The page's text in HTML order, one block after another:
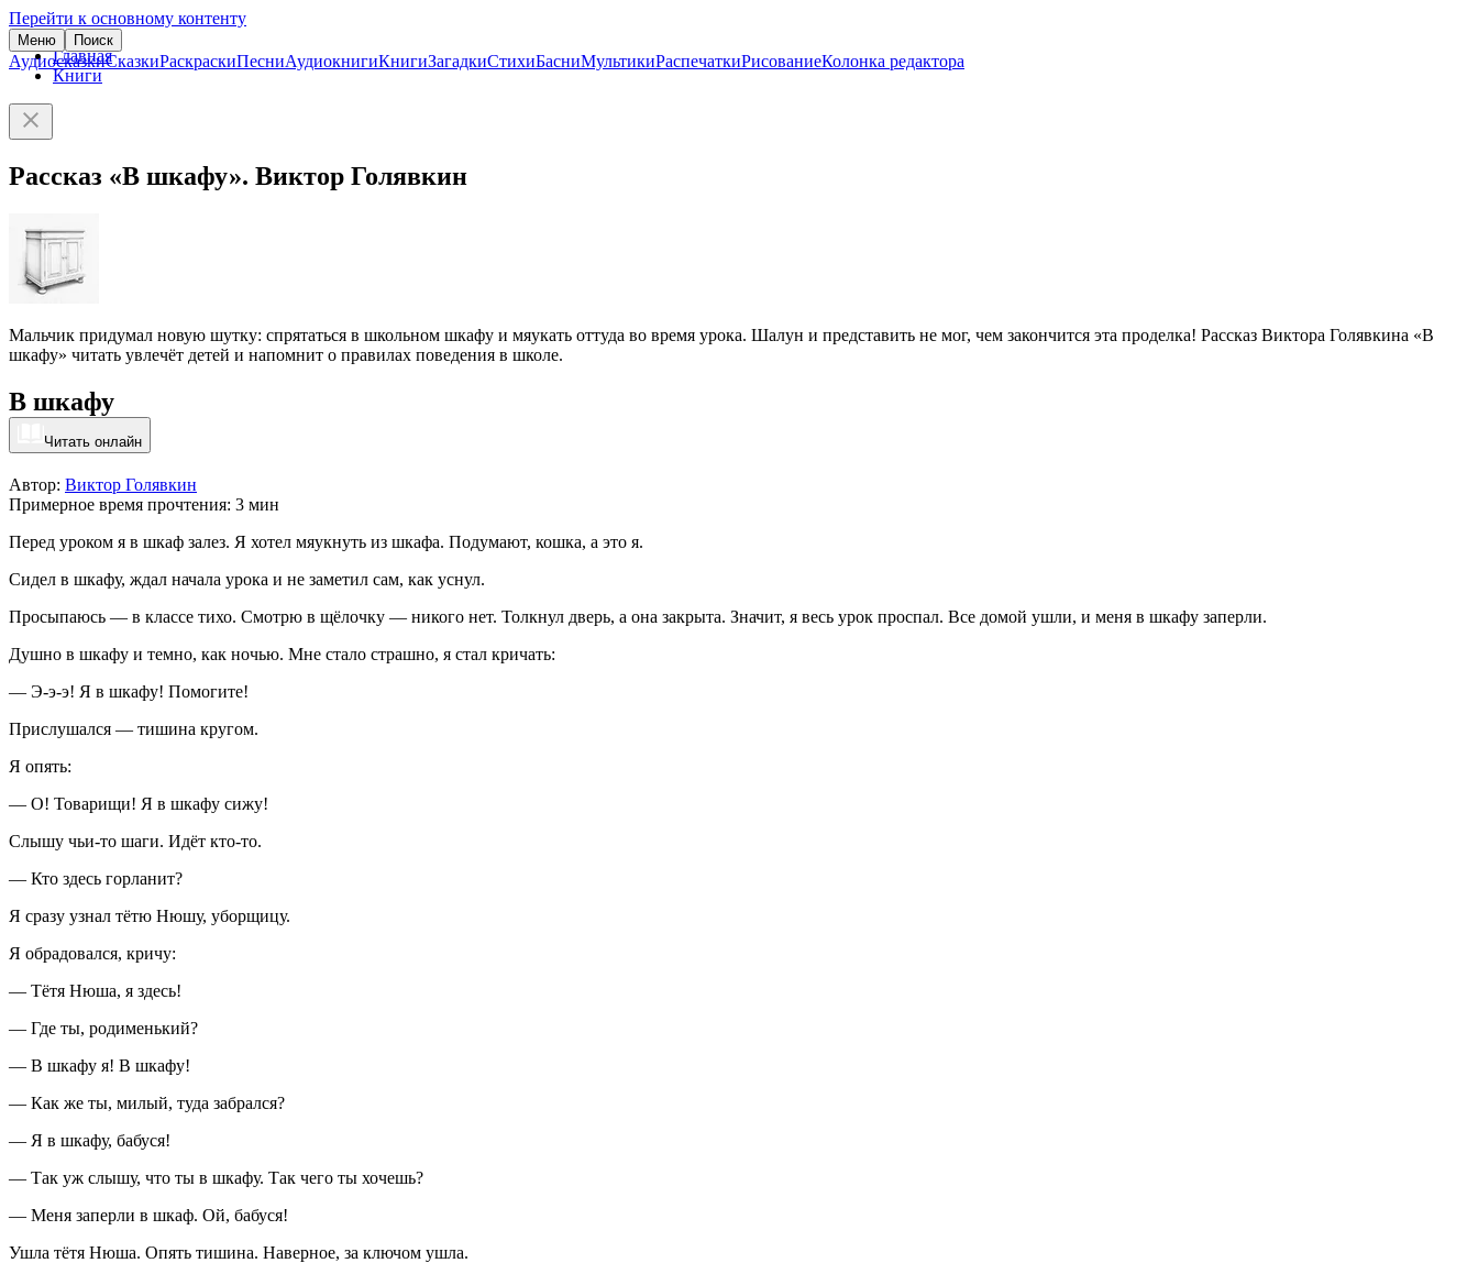
Перейти к основному контенту
Меню Поиск
АудиосказкиСказкиРаскраскиПесниАудиокнигиКнигиЗагадкиСтихиБасниМультикиРаспечаткиРисованиеКолонка редактора
Главная
Книги
Рассказ «В шкафу». Виктор Голявкин
Мальчик придумал новую шутку: спрятаться в школьном шкафу и мяукать оттуда во время урока. Шалун и представить не мог, чем закончится эта проделка! Рассказ Виктора Голявкина «В
шкафу» читать увлечёт детей и напомнит о правилах поведения в школе.
В шкафу
Читать онлайн
Автор: Виктор Голявкин
Примерное время прочтения: 3 мин
Перед уроком я в шкаф залез. Я хотел мяукнуть из шкафа. Подумают, кошка, а это я.
Сидел в шкафу, ждал начала урока и не заметил сам, как уснул.
Просыпаюсь — в классе тихо. Смотрю в щёлочку — никого нет. Толкнул дверь, а она закрыта. Значит, я весь урок проспал. Все домой ушли, и меня в шкафу заперли.
Душно в шкафу и темно, как ночью. Мне стало страшно, я стал кричать:
— Э-э-э! Я в шкафу! Помогите!
Прислушался — тишина кругом.
Я опять:
— О! Товарищи! Я в шкафу сижу!
Слышу чьи-то шаги. Идёт кто-то.
— Кто здесь горланит?
Я сразу узнал тётю Нюшу, уборщицу.
Я обрадовался, кричу:
— Тётя Нюша, я здесь!
— Где ты, родименький?
— В шкафу я! В шкафу!
— Как же ты, милый, туда забрался?
— Я в шкафу, бабуся!
— Так уж слышу, что ты в шкафу. Так чего ты хочешь?
— Меня заперли в шкаф. Ой, бабуся!
Ушла тётя Нюша. Опять тишина. Наверное, за ключом ушла.